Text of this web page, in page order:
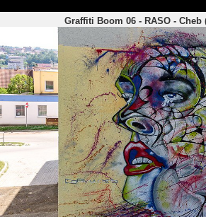
Graffiti Boom 06 - RASO -